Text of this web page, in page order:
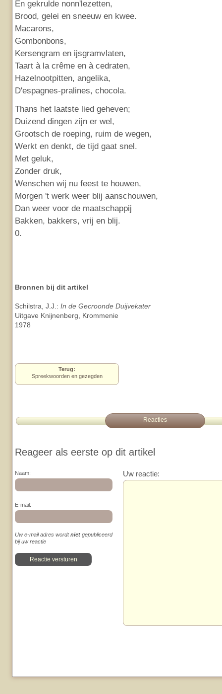
En gekrulde nonn'lezetten,
Brood, gelei en sneeuw en kwee.
Macarons,
Gombonbons,
Kersengram en ijsgramvlaten,
Taart à la crême en à cedraten,
Hazelnootpitten, angelika,
D'espagnes-pralines, chocola.
Thans het laatste lied geheven;
Duizend dingen zijn er wel,
Grootsch de roeping, ruim de wegen,
Werkt en denkt, de tijd gaat snel.
Met geluk,
Zonder druk,
Wenschen wij nu feest te houwen,
Morgen 't werk weer blij aanschouwen,
Dan weer voor de maatschappij
Bakken, bakkers, vrij en blij.
0.
Bronnen bij dit artikel
Schilstra, J.J.: In de Gecroonde Duijvekater
Uitgave Knijnenberg, Krommenie
1978
Terug:
Spreekwoorden en gezegden
Reacties
Reageer als eerste op dit artikel
Naam:
E-mail:
Uw e-mail adres wordtniet gepubliceerd
bij uw reactie
Uw reactie: